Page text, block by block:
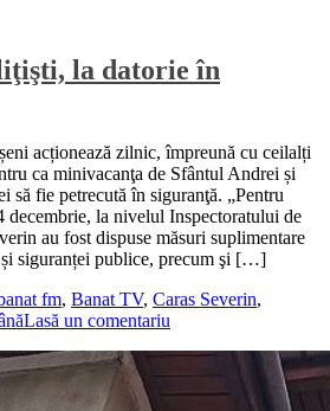
la datorie în
acționează zilnic, împreună cu ceilalți
ca minivacanţa de Sfântul Andrei și
să fie petrecută în siguranţă. „Pentru
decembrie, la nivelul Inspectoratului de
au fost dispuse măsuri suplimentare
siguranței publice, precum şi […]
fm, Banat TV, Caras Severin,
Lasă un comentariu